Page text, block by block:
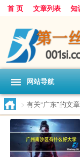
首 页 文章列表 知
网站导航
> 有关“广东”的文章